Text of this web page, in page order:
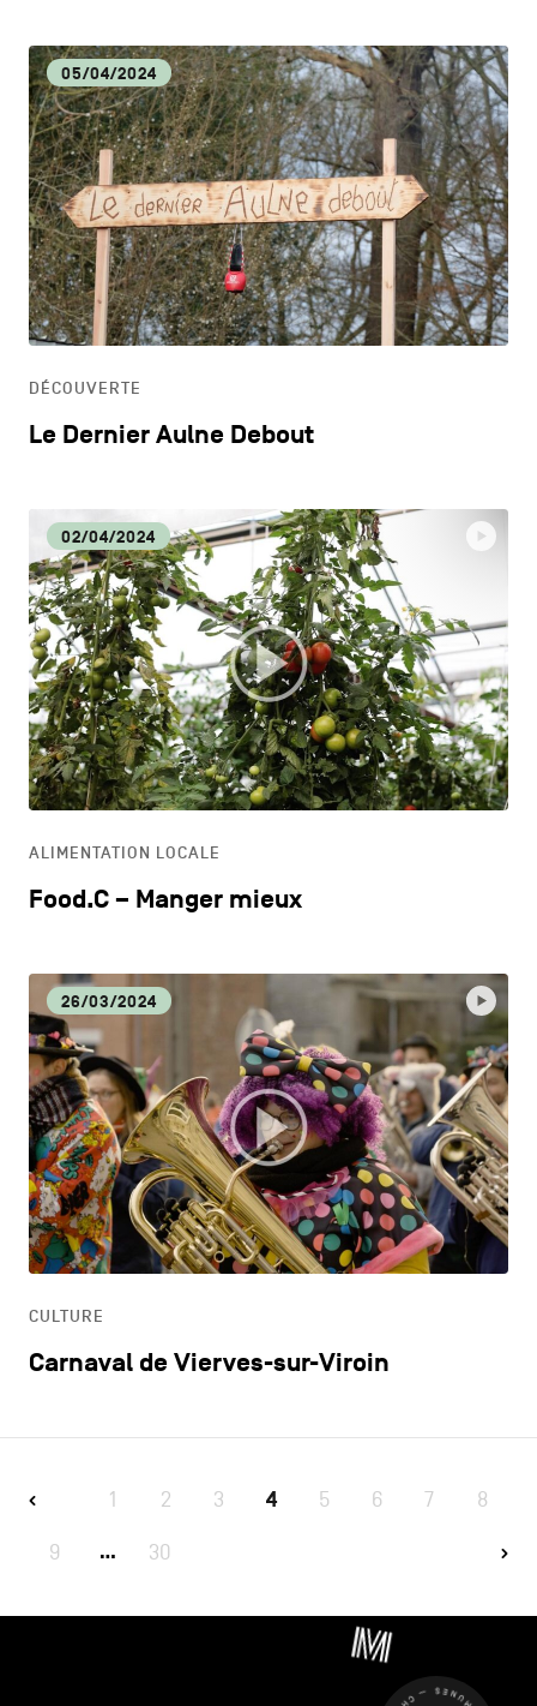
05/04/2024
DÉCOUVERTE
Le Dernier Aulne Debout
02/04/2024
ALIMENTATION LOCALE
Food.C – Manger mieux
26/03/2024
CULTURE
Carnaval de Vierves-sur-Viroin
1 2 3 4 5 6 7 8
9 … 30